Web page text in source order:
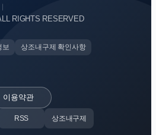
RIGHTS RESERVED
보
상조내구제 확인사항
이용약관
RSS 상조내구제